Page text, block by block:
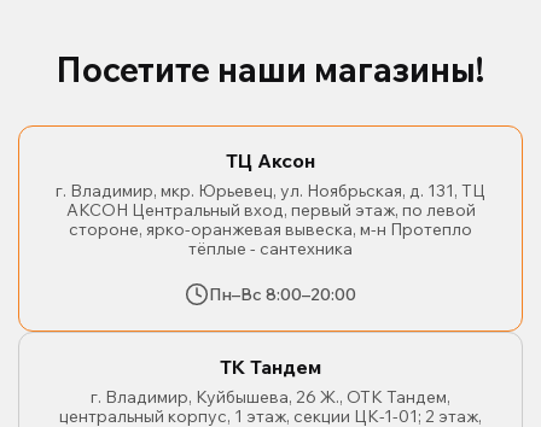
Посетите наши магазины!
ТЦ Аксон
г. Владимир, мкр. Юрьевец, ул. Ноябрьская, д. 131, ТЦ
АКСОН Центральный вход, первый этаж, по левой
стороне, ярко-оранжевая вывеска, м-н Протепло
тёплые - сантехника
Пн–Вс 8:00–20:00
ТК Тандем
г. Владимир, Куйбышева, 26 Ж., ОТК Тандем,
центральный корпус, 1 этаж, секции ЦК-1-01; 2 этаж,